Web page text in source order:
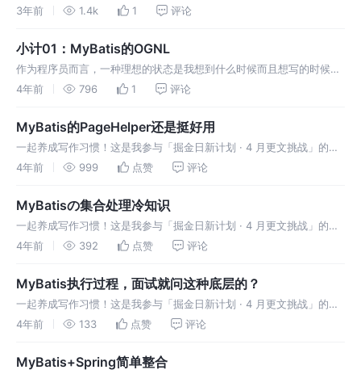
LambdaQueryWrapper<T>方式 QueryWrapper<实体>().lambda()
3年前 1.4k 1 评论
小计01：MyBatis的OGNL
作为程序员而言，一种理想的状态是我想到什么时候而且想写的时候就
在写，不受地域和时间的限制，其实和作家写文章没有什么分别，不想
4年前 796 1 评论
MyBatis的PageHelper还是挺好用
一起养成写作习惯！这是我参与「掘金日新计划 · 4 月更文挑战」的第
28天，点击查看活动详情。 在实际的项目开发中，常常需要使用到分
4年前 999 点赞 评论
MyBatisの集合处理冷知识
一起养成写作习惯！这是我参与「掘金日新计划 · 4 月更文挑战」的第
27天，点击查看活动详情。 MyBatis循环Map（高级用法） 今天遇到
4年前 392 点赞 评论
MyBatis执行过程，面试就问这种底层的？
一起养成写作习惯！这是我参与「掘金日新计划 · 4 月更文挑战」的第
25天，点击查看活动详情。 01.解析配置文件得到Configuration 解析
4年前 133 点赞 评论
MyBatis+Spring简单整合